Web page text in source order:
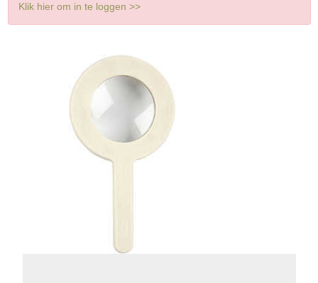
Klik hier om in te loggen >>